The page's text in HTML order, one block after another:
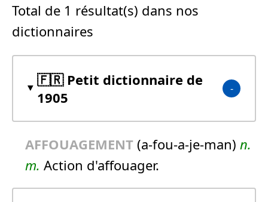
Total de 1 résultat(s) dans nos
dictionnaires
🇫🇷 Petit dictionnaire de
1905
AFFOUAGEMENT (a-fou-a-je-man) n.
m. Action d'affouager.